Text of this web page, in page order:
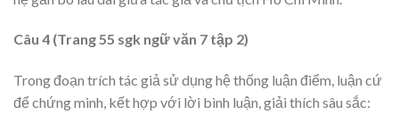
Câu 4 (Trang 55 sgk ngữ văn 7 tập 2)
Trong đoạn trích tác giả sử dụng hệ thống luận điểm, luận cứ
để chứng minh, kết hợp với lời bình luận, giải thích sâu sắc: